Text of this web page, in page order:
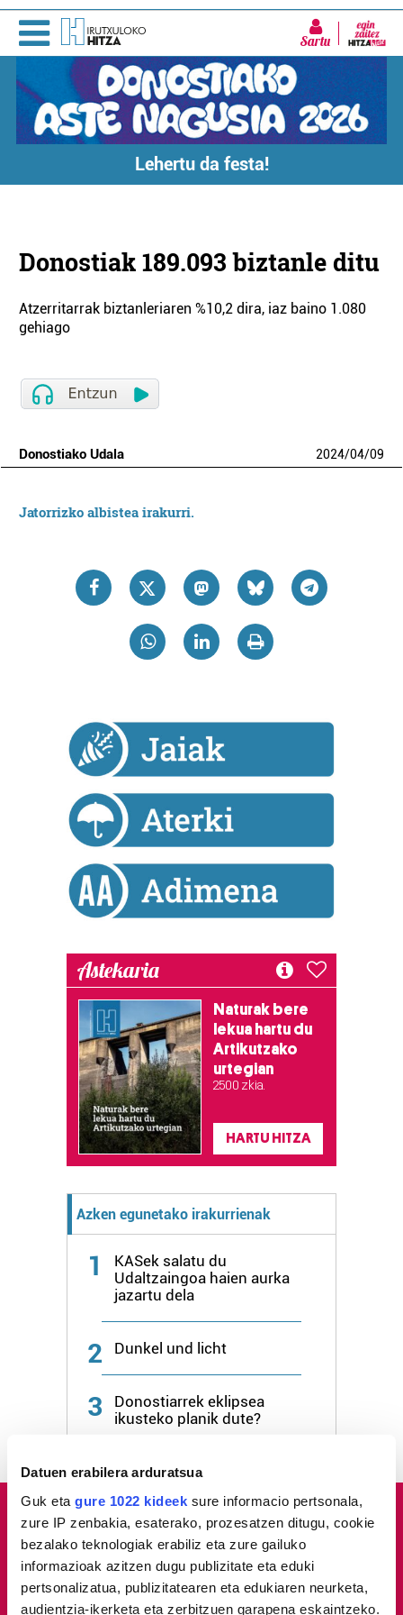
Datuen erabilera arduratsua
Guk eta gure 1022 kideek sure informacio pertsonala,
zure IP zenbakia, esaterako, prozesatzen ditugu, cookie
bezalako teknologiak erabiliz eta zure gailuko
informazioak azitzen dugu publizitate eta eduki
pertsonalizatua, publizitatearen eta edukiaren neurketa,
audientzia-ikerketa eta zerbitzuen garapena eskaintzeko.
Sartu
Lehertu da festa!
Donostiak 189.093 biztanle ditu
Atzerritarrak biztanleriaren %10,2 dira, iaz baino 1.080
gehiago
Donostiako Udala 2024/04/09
Jatorrizko albistea irakurri.
Astekaria
Naturak bere
lekua hartu du
Artikutzako
urtegian
2.500 zkia.
HARTU HITZA
Azken egunetako irakurrienak
1
KASek salatu du
Udaltzaingoa haien aurka
jazartu dela
2 Dunkel und licht
3
Donostiarrek eklipsea
ikusteko planik dute?